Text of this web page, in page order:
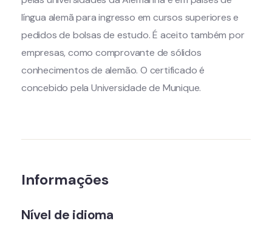
língua alemã para ingresso em cursos superiores e
pedidos de bolsas de estudo. É aceito também por
empresas, como comprovante de sólidos
conhecimentos de alemão. O certificado é
concebido pela Universidade de Munique.
Informações
Nível de idioma